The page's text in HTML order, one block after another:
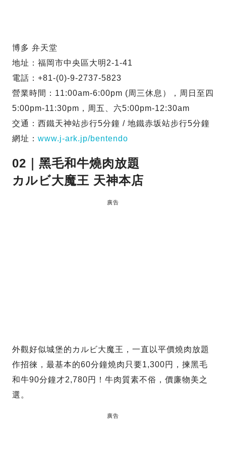
博多 弁天堂
地址：福岡市中央區大明2-1-41
電話：+81-(0)-9-2737-5823
營業時間：11:00am-6:00pm (周三休息），周日至四
5:00pm-11:30pm，周五、六5:00pm-12:30am
交通：西鐵天神站步行5分鐘 / 地鐵赤坂站步行5分鐘
網址： www.j-ark.jp/bentendo
02｜黑毛和牛燒肉放題
カルビ大魔王 天神本店
廣告
外觀好似城堡的カルビ大魔王，一直以平價燒肉放題
作招徠，最基本的60分鐘燒肉只要1,300円，揀黑毛
和牛90分鐘才2,780円！牛肉質素不俗，價廉物美之
選。
廣告